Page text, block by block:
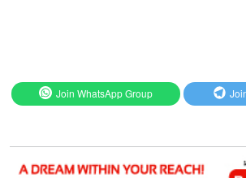
Join WhatsApp Group